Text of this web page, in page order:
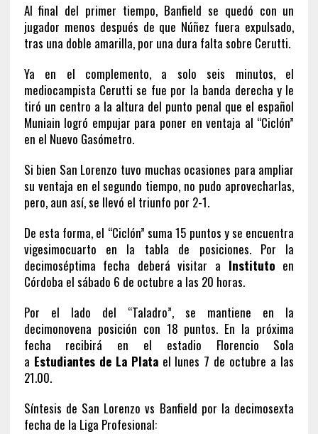
Al final del primer tiempo, Banfield se quedó con un
jugador menos después de que Núñez fuera expulsado,
tras una doble amarilla, por una dura falta sobre Cerutti.
Ya en el complemento, a solo seis minutos, el
mediocampista Cerutti se fue por la banda derecha y le
tiró un centro a la altura del punto penal que el español
Muniain logró empujar para poner en ventaja al “Ciclón”
en el Nuevo Gasómetro.
Si bien San Lorenzo tuvo muchas ocasiones para ampliar
su ventaja en el segundo tiempo, no pudo aprovecharlas,
pero, aun así, se llevó el triunfo por 2-1.
De esta forma, el “Ciclón” suma 15 puntos y se encuentra
vigesimocuarto en la tabla de posiciones. Por la
decimoséptima fecha deberá visitar a Instituto en
Córdoba el sábado 6 de octubre a las 20 horas.
Por el lado del “Taladro”, se mantiene en la
decimonovena posición con 18 puntos. En la próxima
fecha recibirá en el estadio Florencio Sola
a Estudiantes de La Plata el lunes 7 de octubre a las
21.00.
Síntesis de San Lorenzo vs Banfield por la decimosexta
fecha de la Liga Profesional: